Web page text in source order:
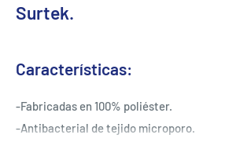
Surtek.
Características:
-Fabricadas en 100% poliéster.
-Antibacterial de tejido microporo.